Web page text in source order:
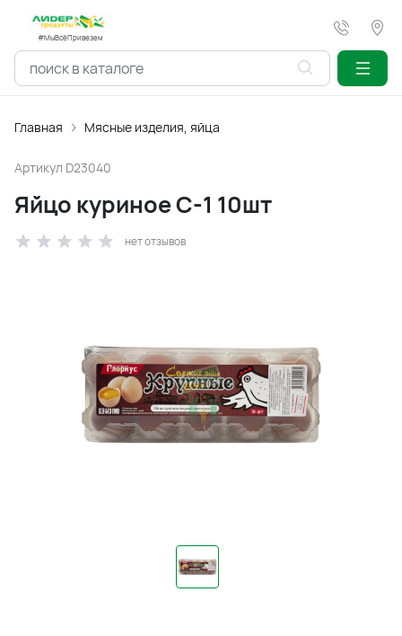
#МыВсёПривезем
Главная Мясные изделия, яйца
Артикул D23040
Яйцо куриное С-1 10шт
нет отзывов